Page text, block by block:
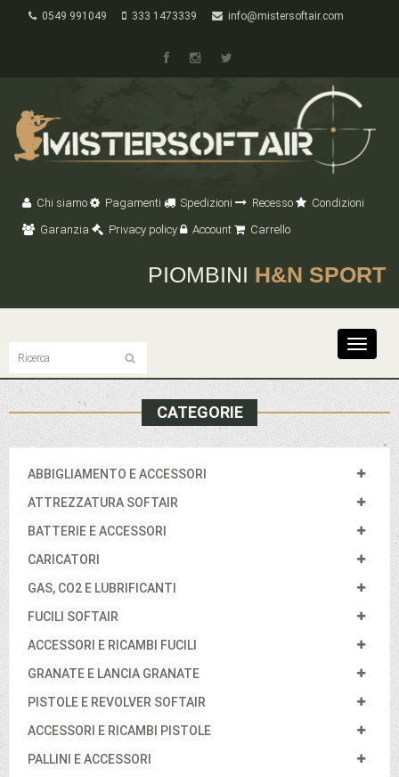
0549 991049 333 1473339 info@mistersoftair.com
Chi siamo Pagamenti Spedizioni Recesso
Condizioni
Garanzia
Privacy policy Account Carrello
PIOMBINI H&N SPORT
Toggle
CATEGORIE
ABBIGLIAMENTO E ACCESSORI
ATTREZZATURA SOFTAIR
BATTERIE E ACCESSORI
CARICATORI
GAS, CO2 E LUBRIFICANTI
FUCILI SOFTAIR
ACCESSORI E RICAMBI FUCILI
GRANATE E LANCIA GRANATE
PISTOLE E REVOLVER SOFTAIR
ACCESSORI E RICAMBI PISTOLE
PALLINI E ACCESSORI